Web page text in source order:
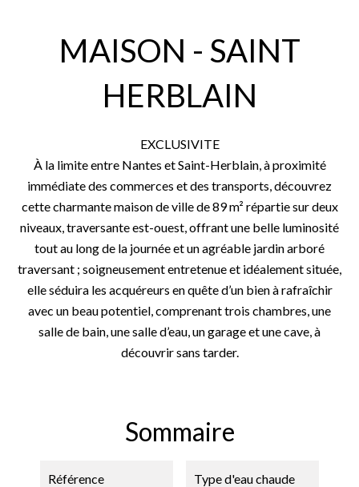
MAISON - SAINT
HERBLAIN
EXCLUSIVITE
À la limite entre Nantes et Saint-Herblain, à proximité
immédiate des commerces et des transports, découvrez
cette charmante maison de ville de 89 m² répartie sur deux
niveaux, traversante est-ouest, offrant une belle luminosité
tout au long de la journée et un agréable jardin arboré
traversant ; soigneusement entretenue et idéalement située,
elle séduira les acquéreurs en quête d’un bien à rafraîchir
avec un beau potentiel, comprenant trois chambres, une
salle de bain, une salle d’eau, un garage et une cave, à
découvrir sans tarder.
Sommaire
Référence
Type d'eau chaude